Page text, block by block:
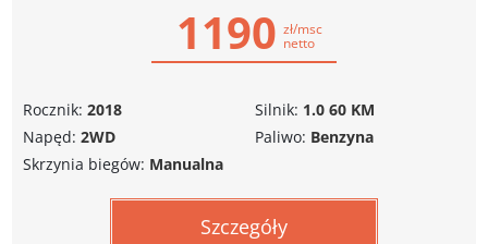
1190 zł/msc
netto
Rocznik: 2018
Napęd: 2WD
Silnik: 1.0 60 KM
Paliwo: Benzyna
Skrzynia biegów: Manualna
Szczegóły